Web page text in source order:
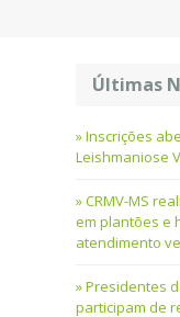
Últimas
Inscrições
Leishmaniose
CRMV-MS
em plantões e
atendimento
Presidentes
participam de